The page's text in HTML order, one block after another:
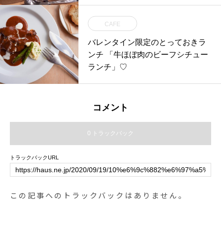
CAFE
バレンタイン限定のとっておきラ
ンチ 「牛ほぼ肉のビーフシチュー
ランチ」♡
コメント
0 トラックバック
トラックバックURL
この記事へのトラックバックはありません。